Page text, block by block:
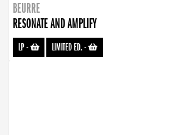
BEURRE
RESONATE AND AMPLIFY
LP- LIMITED ED.-